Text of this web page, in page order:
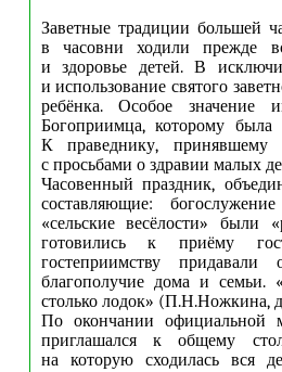
Заветные традиции большей
в часовни ходили прежде
и здоровье детей. В
и использование святого
ребёнка. Особое значение
Богоприимца, которому
К праведнику,
с просьбами о здравии малых
Часовенный праздник,
составляющие:
«сельские весёлости» были
готовились к приёму
гостеприимству
благополучие дома и семьи.
столько лодок» (П.Н.Ножкина,
По окончании официальной
приглашался к общему
на которую сходилась вся